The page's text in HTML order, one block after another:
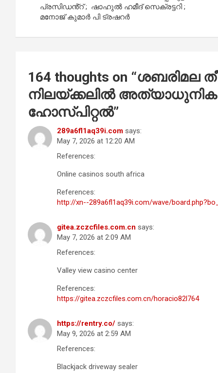
പ്രസിഡൻ്റ് ; ഷാഹുൽ ഹമീദ് സെക്രട്ടറി ;
മനോജ് കുമാർ പി ട്രഷറർ
164 thoughts on “ശബരിമല
നിലയ്ക്കലിൽ അത്യാധുനിക
ഹോസ്പിറ്റൽ”
289a6fl1aq39i.com says:
May 7, 2026 at 12:20 AM
References:
Online casinos south africa
References:
http://xn--289a6fl1aq39i.com/wave/
gitea.zczcfiles.com.cn says:
May 7, 2026 at 2:09 AM
References:
Valley view casino center
References:
https://gitea.zczcfiles.com.cn/horacio82l764
https://rentry.co/ says:
May 9, 2026 at 2:59 AM
References:
Blackjack driveway sealer